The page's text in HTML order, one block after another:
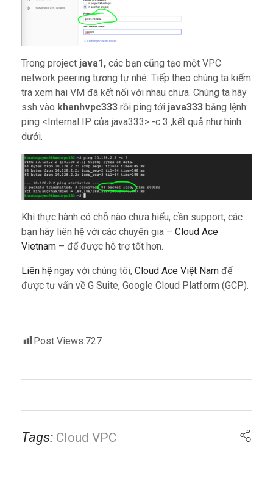
Trong project java1, các bạn cũng tạo một VPC
network peering tương tự nhé. Tiếp theo chúng ta kiểm
tra xem hai VM đã kết nối với nhau chưa. Chúng ta hãy
ssh vào khanhvpc333 rồi ping tới java333 bằng lệnh:
ping <Internal IP của java333> -c 3 ,kết quả như hình
dưới.
Khi thực hành có chỗ nào chưa hiểu, cần support, các
bạn hãy liên hệ với các chuyên gia – Cloud Ace
Vietnam – để được hỗ trợ tốt hơn.
Liên hệ ngay với chúng tôi, Cloud Ace Việt Nam để
được tư vấn về G Suite, Google Cloud Platform (GCP).
Post Views:727
Tags: Cloud VPC